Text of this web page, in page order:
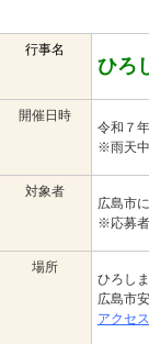
行事名
ひろ
開催日時
令和７
※雨天
対象者
広島市
※応募
場所
ひろし
広島市
アクセス